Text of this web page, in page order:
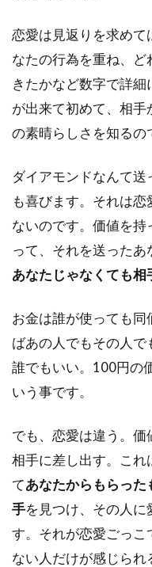
恋愛は見返りを求め
なたの行為を重ね、
きたかなど数字で詳
が出来て初めて、相
の素晴らしさを知るの
ダイアモンドなんて
も喜びます。それは
ないのです。価値を
って、それを送ったあ
あなたじゃなくても相
お金は誰が使っても
ばあの人でもその人
誰でもいい。100円の
いう事です。
でも、恋愛は違う。
相手に差し出す。これ
てあなたからもらっ
手を見つけ、その人
す。それが恋愛ごっ
ない人だけが感じられ